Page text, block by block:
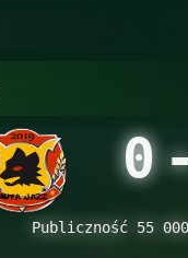
0
Publiczność 55